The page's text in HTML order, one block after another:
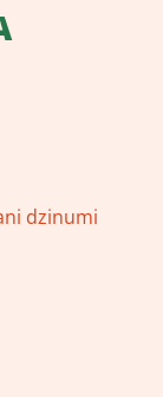
dzinumi